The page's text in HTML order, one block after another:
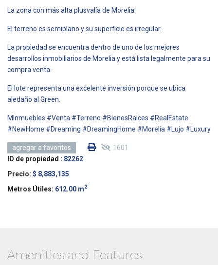
La zona con más alta plusvalía de Morelia.
El terreno es semiplano y su superficie es irregular.
La propiedad se encuentra dentro de uno de los mejores
desarrollos inmobiliarios de Morelia y está lista legalmente para su
compra venta.
El lote representa una excelente inversión porque se ubica
aledaño al Green.
MInmuebles #Venta #Terreno #BienesRaices #RealEstate
#NewHome #Dreaming #DreamingHome #Morelia #Lujo #Luxury
agregar a favoritos 1601
ID de propiedad : 82262
Precio: $ 8,883,135
Metros Útiles: 612.00 m2
Amenities and Features